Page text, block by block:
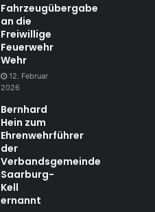
Fahrzeugübergabe
an die
Freiwillige
Feuerwehr
Wehr
12. Februar
2026
Bernhard
Hein zum
Ehrenwehrführer
der
Verbandsgemeinde
Saarburg-
Kell
ernannt